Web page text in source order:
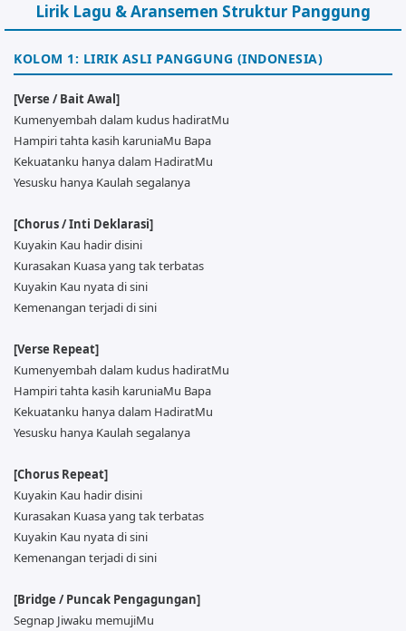
Lirik Lagu & Aransemen Struktur Panggung
KOLOM 1: LIRIK ASLI PANGGUNG (INDONESIA)
[Verse / Bait Awal]
Kumenyembah dalam kudus hadiratMu
Hampiri tahta kasih karuniaMu Bapa
Kekuatanku hanya dalam HadiratMu
Yesusku hanya Kaulah segalanya
[Chorus / Inti Deklarasi]
Kuyakin Kau hadir disini
Kurasakan Kuasa yang tak terbatas
Kuyakin Kau nyata di sini
Kemenangan terjadi di sini
[Verse Repeat]
Kumenyembah dalam kudus hadiratMu
Hampiri tahta kasih karuniaMu Bapa
Kekuatanku hanya dalam HadiratMu
Yesusku hanya Kaulah segalanya
[Chorus Repeat]
Kuyakin Kau hadir disini
Kurasakan Kuasa yang tak terbatas
Kuyakin Kau nyata di sini
Kemenangan terjadi di sini
[Bridge / Puncak Pengagungan]
Segnap Jiwaku memujiMu